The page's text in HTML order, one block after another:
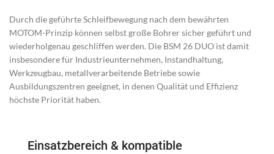
Durch die geführte Schleifbewegung nach dem bewährten
MOTOM-Prinzip können selbst große Bohrer sicher geführt und
wiederholgenau geschliffen werden. Die BSM 26 DUO ist damit
insbesondere für Industrieunternehmen, Instandhaltung,
Werkzeugbau, metallverarbeitende Betriebe sowie
Ausbildungszentren geeignet, in denen Qualität und Effizienz
höchste Priorität haben.
Einsatzbereich & kompatible